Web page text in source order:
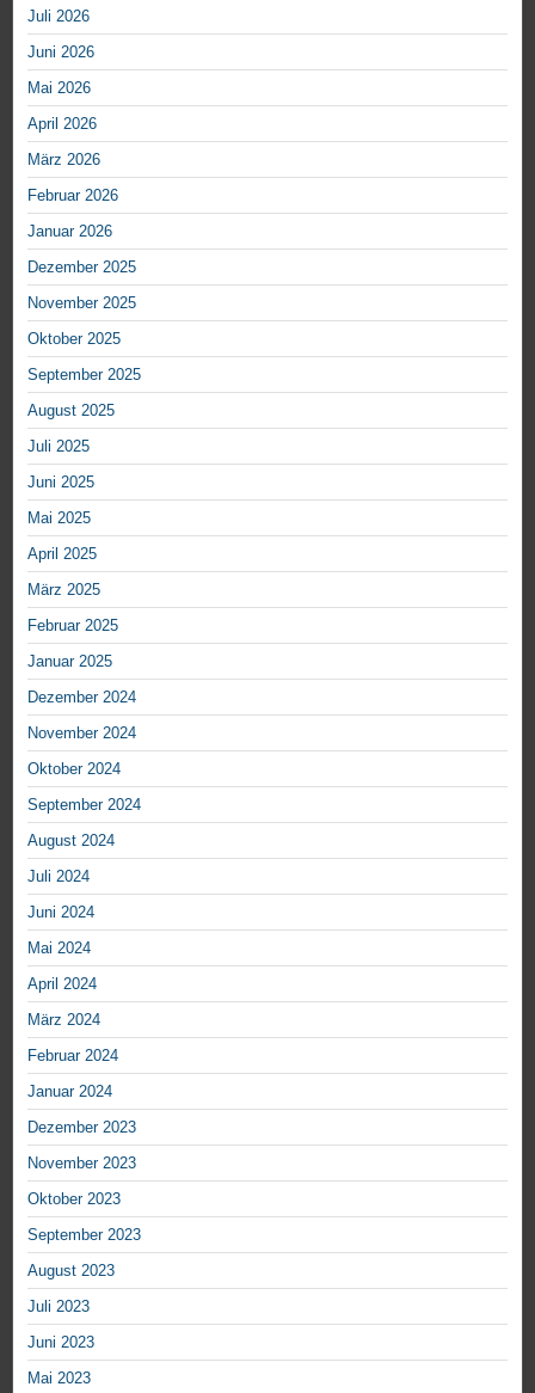
Juli 2026
Juni 2026
Mai 2026
April 2026
März 2026
Februar 2026
Januar 2026
Dezember 2025
November 2025
Oktober 2025
September 2025
August 2025
Juli 2025
Juni 2025
Mai 2025
April 2025
März 2025
Februar 2025
Januar 2025
Dezember 2024
November 2024
Oktober 2024
September 2024
August 2024
Juli 2024
Juni 2024
Mai 2024
April 2024
März 2024
Februar 2024
Januar 2024
Dezember 2023
November 2023
Oktober 2023
September 2023
August 2023
Juli 2023
Juni 2023
Mai 2023